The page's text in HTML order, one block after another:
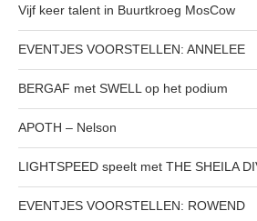
Vijf keer talent in Buurtkroeg MosCow
EVENTJES VOORSTELLEN: ANNELEE
BERGAF met SWELL op het podium
APOTH – Nelson
LIGHTSPEED speelt met THE SHEILA
EVENTJES VOORSTELLEN: ROWEND